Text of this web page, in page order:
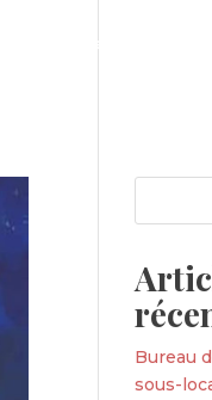
Nos Adhérents
Bureau
sous-